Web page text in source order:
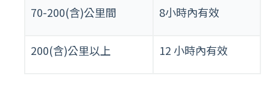
70-200(含)公里間 8小時內有效
200(含)公里以上 12 小時內有效